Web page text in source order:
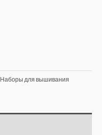
Наборы для вышивания